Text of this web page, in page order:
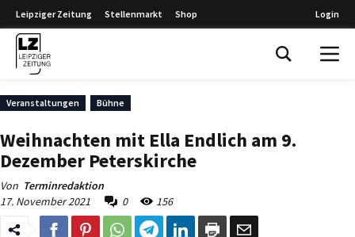
Leipziger Zeitung Stellenmarkt Shop Login
Veranstaltungen Bühne
Weihnachten mit Ella Endlich am 9.
Dezember Peterskirche
Von Terminredaktion
17. November 2021
0 156